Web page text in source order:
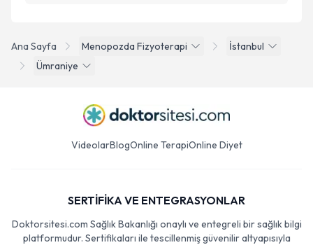
Ana Sayfa Menopozda Fizyoterapi
İstanbul
Ümraniye
VideolarBlogOnline TerapiOnline Diyet
SERTİFİKA VE ENTEGRASYONLAR
Doktorsitesi.com Sağlık Bakanlığı onaylı ve entegreli bir sağlık bilgi
platformudur. Sertifikaları ile tescillenmiş güvenilir altyapısıyla